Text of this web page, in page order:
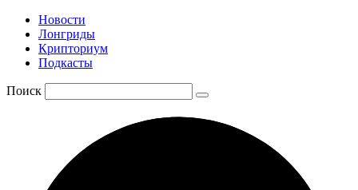
Новости
Лонгриды
Крипториум
Подкасты
Поиск